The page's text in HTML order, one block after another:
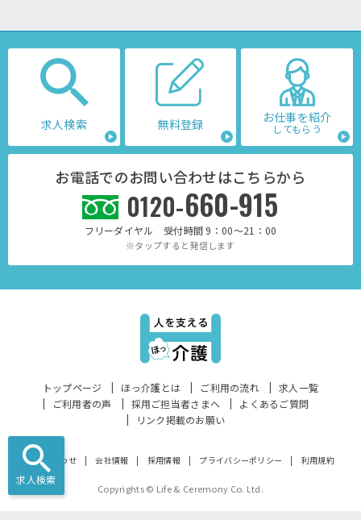
求人検索
求人検索 無料登録 お仕事を紹介
してもらう
お電話でのお問い合わせはこちらから
0120-660-915
フリーダイヤル 受付時間 9：00～21：00
※タップすると発信します
トップページ ほっ介護とは ご利用の流れ
求人一覧
ご利用者の声
採用ご担当者さまへ
よくあるご質問
リンク掲載のお願い
お問い合わせ 会社情報 採用情報 プライバシーポリシー 利用規約
Copyrights © Life & Ceremony Co. Ltd.